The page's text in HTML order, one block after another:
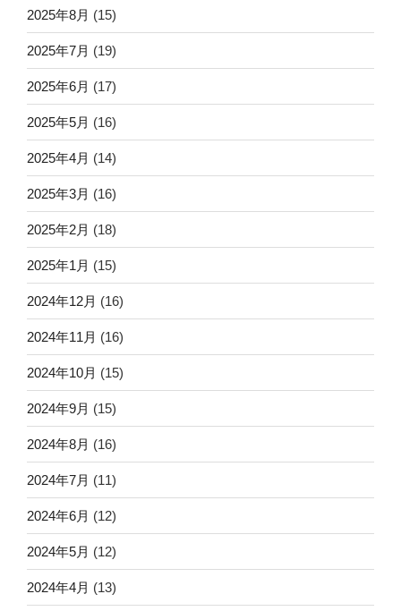
2025年8月 (15)
2025年7月 (19)
2025年6月 (17)
2025年5月 (16)
2025年4月 (14)
2025年3月 (16)
2025年2月 (18)
2025年1月 (15)
2024年12月 (16)
2024年11月 (16)
2024年10月 (15)
2024年9月 (15)
2024年8月 (16)
2024年7月 (11)
2024年6月 (12)
2024年5月 (12)
2024年4月 (13)